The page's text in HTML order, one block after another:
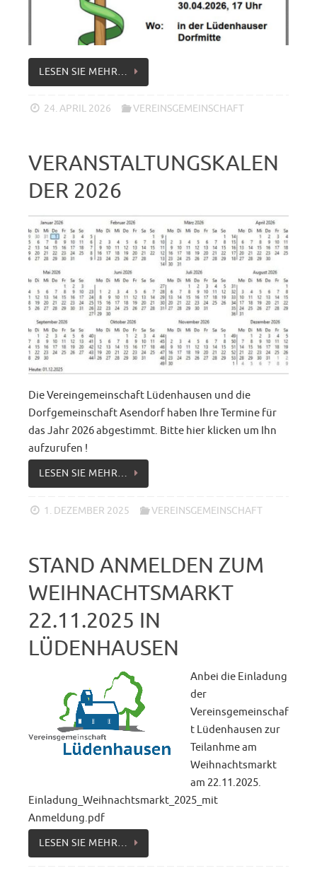
LESEN SIE MEHR…
24. APRIL 2026 VEREINSGEMEINSCHAFT
VERANSTALTUNGSKALEN
DER 2026
Die Vereingemeinschaft Lüdenhausen und die
Dorfgemeinschaft Asendorf haben Ihre Termine für
das Jahr 2026 abgestimmt. Bitte hier klicken um Ihn
aufzurufen !
LESEN SIE MEHR…
1. DEZEMBER 2025 VEREINSGEMEINSCHAFT
STAND ANMELDEN ZUM
WEIHNACHTSMARKT
22.11.2025 IN
LÜDENHAUSEN
Anbei die Einladung
der
Vereinsgemeinschaf
t Lüdenhausen zur
Teilanhme am
Weihnachtsmarkt
am 22.11.2025.
Einladung_Weihnachtsmarkt_2025_mit
Anmeldung.pdf
LESEN SIE MEHR…